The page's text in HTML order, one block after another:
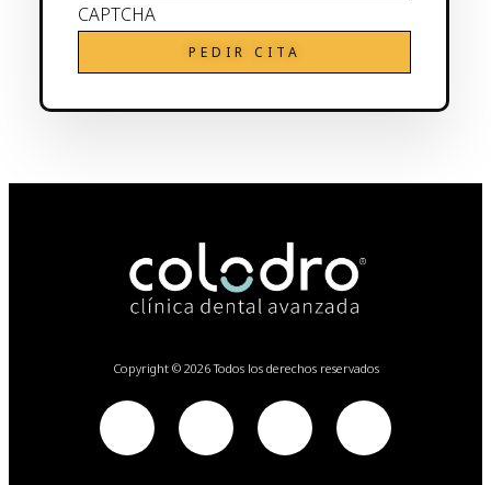
CAPTCHA
Copyright © 2026 Todos los derechos reservados